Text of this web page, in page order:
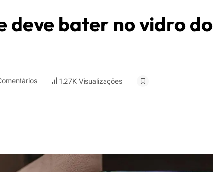
deve bater no vidro do
1.27K Visualizações